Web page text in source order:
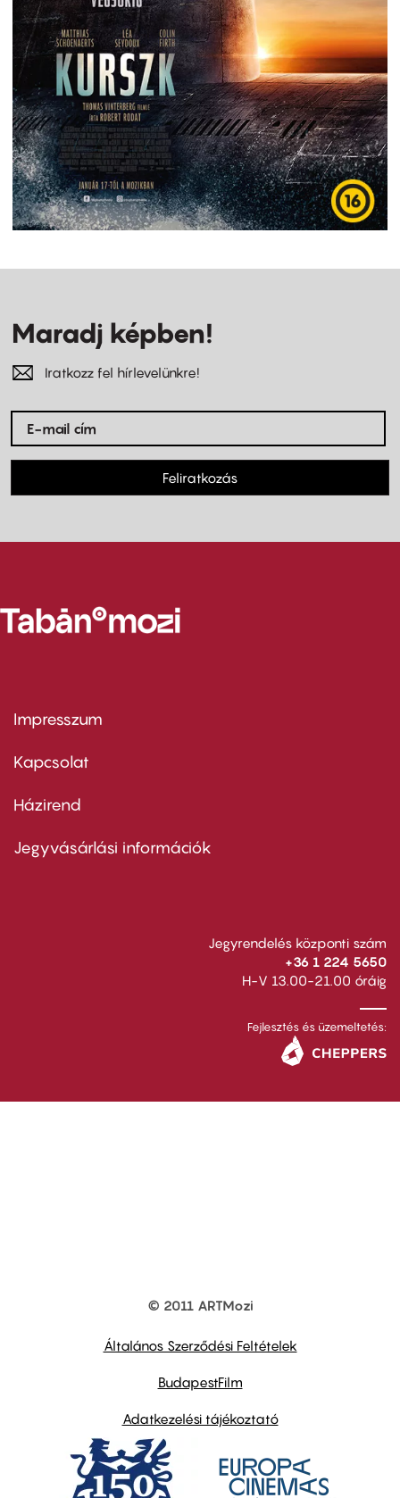
Maradj képben!
Iratkozz fel hírlevelünkre!
Feliratkozás
Footer
first
Impresszum
Kapcsolat
Footer
second
Házirend
Jegyvásárlási információk
Jegyrendelés központi szám
+36 1 224 5650
H-V 13.00-21.00 óráig
Fejlesztés és üzemeltetés:
© 2011 ARTMozi
Általános Szerződési Feltételek
BudapestFilm
Adatkezelési tájékoztató